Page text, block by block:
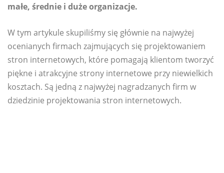
małe, średnie i duże organizacje.
W tym artykule skupiliśmy się głównie na najwyżej
ocenianych firmach zajmujących się projektowaniem
stron internetowych, które pomagają klientom tworzyć
piękne i atrakcyjne strony internetowe przy niewielkich
kosztach. Są jedną z najwyżej nagradzanych firm w
dziedzinie projektowania stron internetowych.